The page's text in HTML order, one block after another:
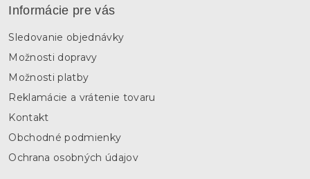
Informácie pre vás
Sledovanie objednávky
Možnosti dopravy
Možnosti platby
Reklamácie a vrátenie tovaru
Kontakt
Obchodné podmienky
Ochrana osobných údajov